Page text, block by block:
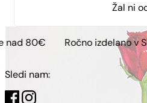
Žal ni
Ročno izdelano v Sloveniji
Sledi nam: